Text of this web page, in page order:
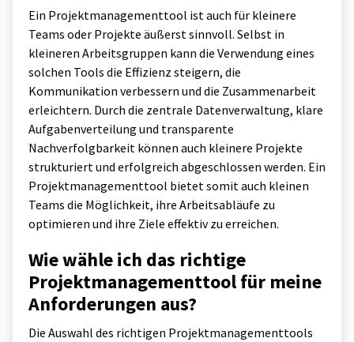
Ein Projektmanagementtool ist auch für kleinere
Teams oder Projekte äußerst sinnvoll. Selbst in
kleineren Arbeitsgruppen kann die Verwendung eines
solchen Tools die Effizienz steigern, die
Kommunikation verbessern und die Zusammenarbeit
erleichtern. Durch die zentrale Datenverwaltung, klare
Aufgabenverteilung und transparente
Nachverfolgbarkeit können auch kleinere Projekte
strukturiert und erfolgreich abgeschlossen werden. Ein
Projektmanagementtool bietet somit auch kleinen
Teams die Möglichkeit, ihre Arbeitsabläufe zu
optimieren und ihre Ziele effektiv zu erreichen.
Wie wähle ich das richtige
Projektmanagementtool für meine
Anforderungen aus?
Die Auswahl des richtigen Projektmanagementtools